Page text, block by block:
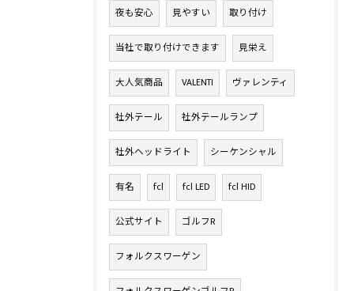
夜も安心 見やすい 取り付け
当社で取り付けできます 見栄え
大人気商品 VALENTI ヴァレンティ
社外テール 社外テールランプ
社外ヘッドライト シーケンシャル
有名 fcl fcl LED fcl HID
公式サイト ゴルフR
フォルクスワーゲン